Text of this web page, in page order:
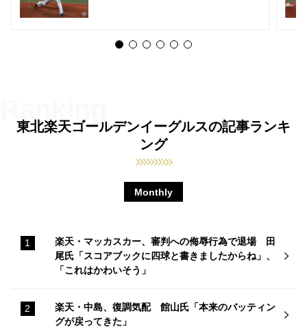
東北楽天ゴールデンイーグルスの記事ランキ
ング
Monthly
楽天・マッカスカー、審判への侮辱行為で退場 田
尾氏「スコアブックに四球と書きましたからね」、
「これはかわいそう」
楽天・中島、復調気配 館山氏「本来のバッティン
グが戻ってきた」